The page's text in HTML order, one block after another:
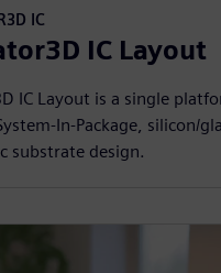
IC
IC Layout
IC Layout is a single
In-Package, silicon/
substrate design.